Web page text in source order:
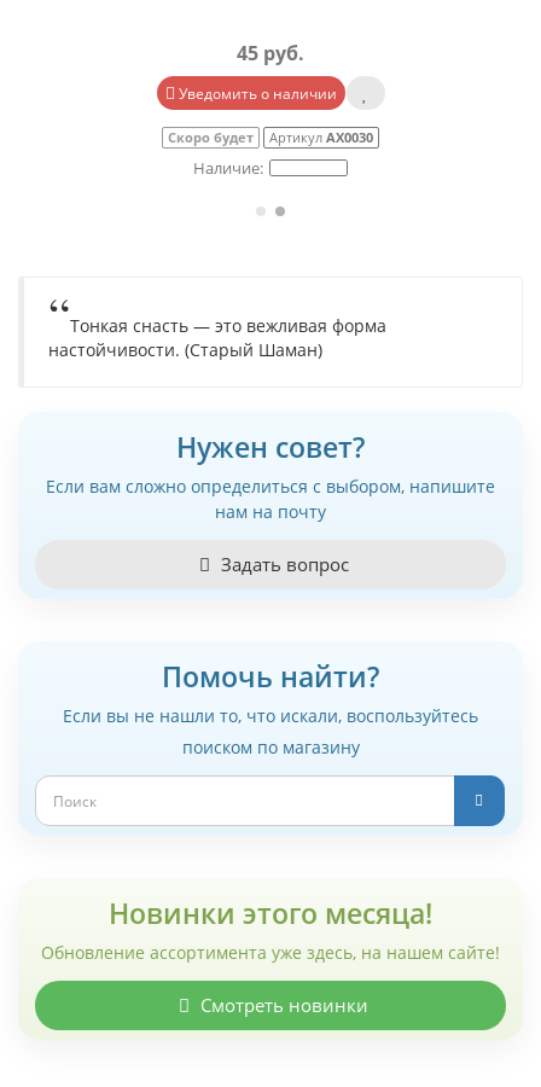
45 руб.
Уведомить о наличии
Скоро будет Артикул АХ0030
Тонкая снасть — это вежливая форма
настойчивости. (Старый Шаман)
Нужен совет?
Если вам сложно определиться с выбором, напишите
нам на почту
Задать вопрос
Помочь найти?
Если вы не нашли то, что искали, воспользуйтесь
поиском по магазину
Новинки этого месяца!
Обновление ассортимента уже здесь, на нашем сайте!
Смотреть новинки